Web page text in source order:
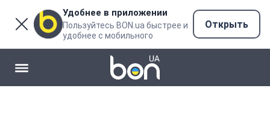
Удобнее в приложении
Пользуйтесь BON.ua быстрее и
удобнее с мобильного
Открыть